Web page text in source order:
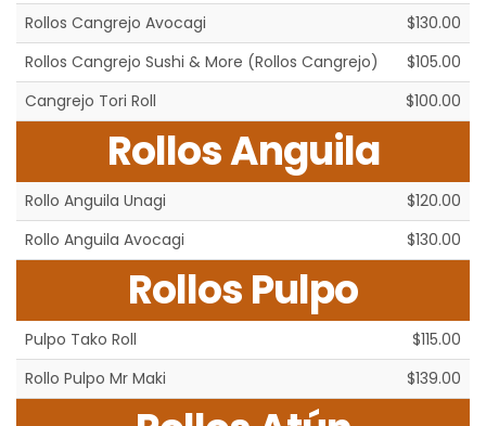
Rollos Cangrejo Avocagi
$130.00
Rollos Cangrejo Sushi & More (Rollos Cangrejo)
$105.00
Cangrejo Tori Roll
$100.00
Rollos Anguila
Rollo Anguila Unagi
$120.00
Rollo Anguila Avocagi
$130.00
Rollos Pulpo
Pulpo Tako Roll
$115.00
Rollo Pulpo Mr Maki
$139.00